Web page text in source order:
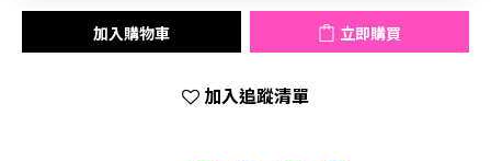
加入購物車 立即購買
加入追蹤清單